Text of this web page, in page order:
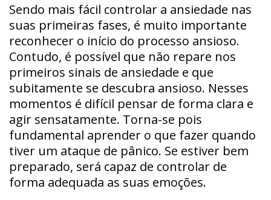
Sendo mais fácil controlar a ansiedade nas
suas primeiras fases, é muito importante
reconhecer o início do processo ansioso.
Contudo, é possível que não repare nos
primeiros sinais de ansiedade e que
subitamente se descubra ansioso. Nesses
momentos é difícil pensar de forma clara e
agir sensatamente. Torna-se pois
fundamental aprender o que fazer quando
tiver um ataque de pânico. Se estiver bem
preparado, será capaz de controlar de
forma adequada as suas emoções.